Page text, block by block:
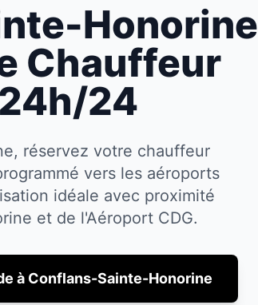
Honorine
Chauffeur
24
réservez votre chauffeur
vers les aéroports
idéale avec proximité
et de l'Aéroport CDG.
à Conflans-Sainte-Honorine